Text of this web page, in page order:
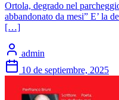
Ortola, degrado nel
abbandonato da mesi” E’ la
[…]
admin
10 de septiembre, 2025